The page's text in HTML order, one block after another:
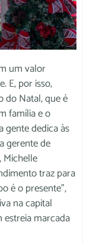
um valor
E, por isso,
do Natal, que é
família e o
gente dedica às
gerente de
Michelle
traz para
é o presente”,
na capital
estreia marcada